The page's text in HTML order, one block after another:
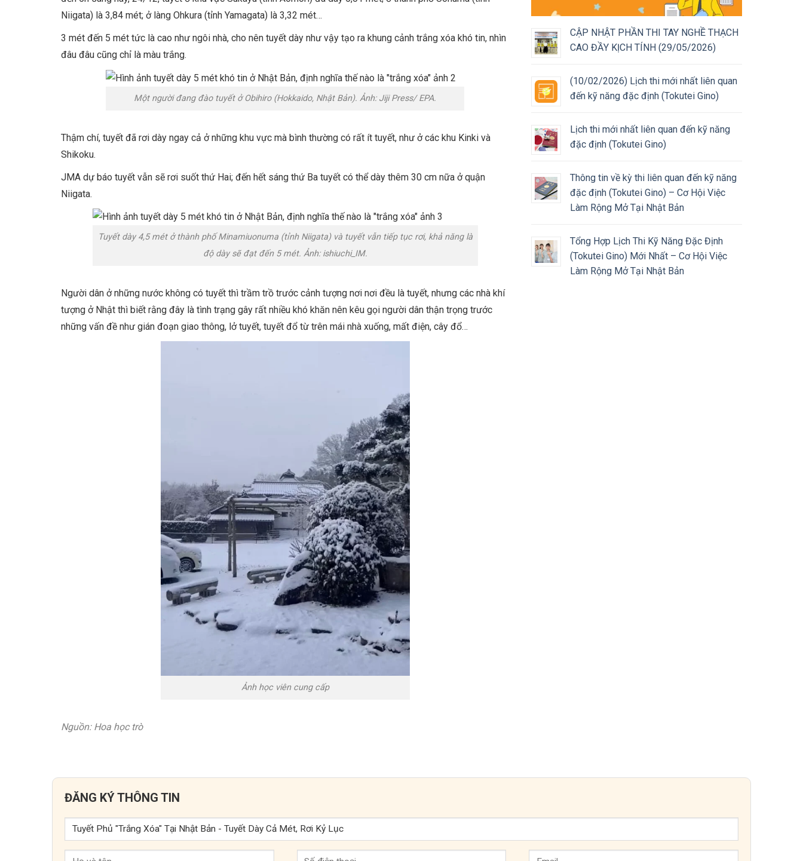
Niigata) là 3,84 mét; ở làng Ohkura (tỉnh Yamagata) là 3,32 mét…
3 mét đến 5 mét tức là cao như ngôi nhà, cho nên tuyết dày như vậy tạo ra khung cảnh trắng xóa khó tin, nhìn
đâu đâu cũng chỉ là màu trắng.
Một người đang đào tuyết ở Obihiro (Hokkaido, Nhật Bản). Ảnh: Jiji Press/ EPA.
Thậm chí, tuyết đã rơi dày ngay cả ở những khu vực mà bình thường có rất ít tuyết, như ở các khu Kinki và
Shikoku.
JMA dự báo tuyết vẫn sẽ rơi suốt thứ Hai; đến hết sáng thứ Ba tuyết có thể dày thêm 30 cm nữa ở quận
Niigata.
Tuyết dày 4,5 mét ở thành phố Minamiuonuma (tỉnh Niigata) và tuyết vẫn tiếp tục rơi, khả năng là
độ dày sẽ đạt đến 5 mét. Ảnh: ishiuchi_IM.
Người dân ở những nước không có tuyết thì trầm trồ trước cảnh tượng nơi nơi đều là tuyết, nhưng các nhà khí
tượng ở Nhật thì biết rằng đây là tình trạng gây rất nhiều khó khăn nên kêu gọi người dân thận trọng trước
những vấn đề như gián đoạn giao thông, lở tuyết, tuyết đổ từ trên mái nhà xuống, mất điện, cây đổ…
Ảnh học viên cung cấp
Nguồn: Hoa học trò
CẬP NHẬT PHẦN THI TAY NGHỀ THẠCH
CAO ĐẦY KỊCH TÍNH (29/05/2026)
(10/02/2026) Lịch thi mới nhất liên quan
đến kỹ năng đặc định (Tokutei Gino)
Lịch thi mới nhất liên quan đến kỹ năng
đặc định (Tokutei Gino)
Thông tin về kỳ thi liên quan đến kỹ năng
đặc định (Tokutei Gino) – Cơ Hội Việc
Làm Rộng Mở Tại Nhật Bản
Tổng Hợp Lịch Thi Kỹ Năng Đặc Định
(Tokutei Gino) Mới Nhất – Cơ Hội Việc
Làm Rộng Mở Tại Nhật Bản
ĐĂNG KÝ THÔNG TIN